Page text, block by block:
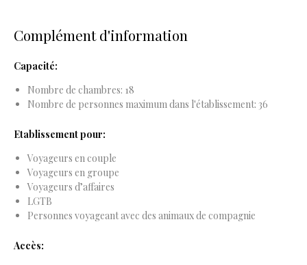
Complément d'information
Capacité:
Nombre de chambres: 18
Nombre de personnes maximum dans l'établissement: 36
Etablissement pour:
Voyageurs en couple
Voyageurs en groupe
Voyageurs d’affaires
LGTB
Personnes voyageant avec des animaux de compagnie
Accès: